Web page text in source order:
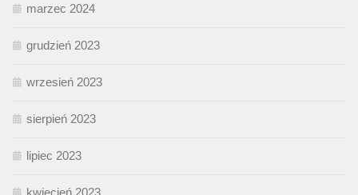
marzec 2024
grudzień 2023
wrzesień 2023
sierpień 2023
lipiec 2023
kwiecień 2023